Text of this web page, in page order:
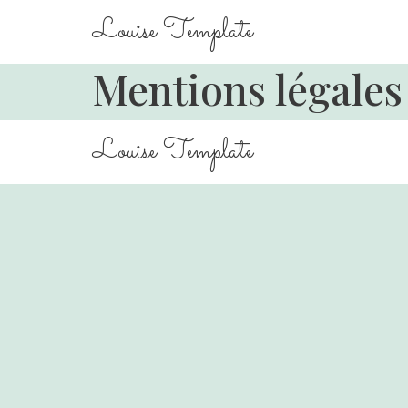
Louise Template
Mentions légales
Louise Template